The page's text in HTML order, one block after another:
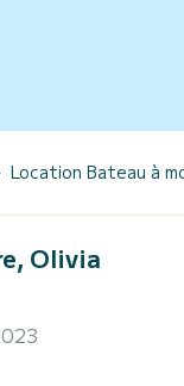
Location Bateau à
Olivia